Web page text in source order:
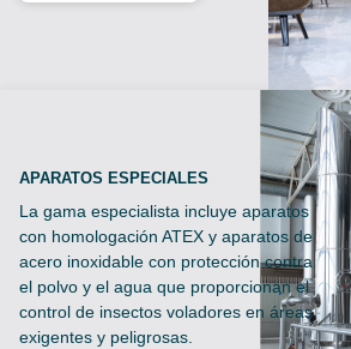
APARATOS ESPECIALES
La gama especialista incluye aparatos
con homologación ATEX y aparatos de
acero inoxidable con protección contra
el polvo y el agua que proporcionan el
control de insectos voladores en áreas
exigentes y peligrosas.